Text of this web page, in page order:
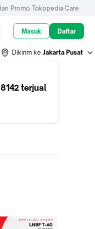
Promo Tokopedia Care
Masuk Daftar
Dikirim ke Jakarta Pusat
8142 terjual